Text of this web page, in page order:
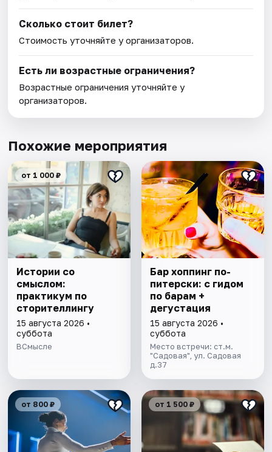
Сколько стоит билет?
Стоимость уточняйте у организаторов.
Есть ли возрастные ограничения?
Возрастные ограничения уточняйте у
организаторов.
Похожие мероприятия
от 1 000 ₽
Истории со
смыслом:
практикум по
сторителлингу
15 августа 2026 •
суббота
ВСмысле
Бар хоппинг по-
питерски: с гидом
по барам +
дегустация
15 августа 2026 •
суббота
Место встречи: ст.м.
"Садовая", ул. Садовая
д.37
от 800 ₽ от 1 500 ₽